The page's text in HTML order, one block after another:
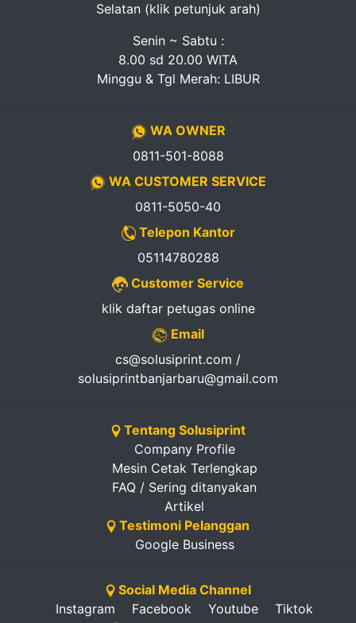
Selatan (klik petunjuk arah)
Senin ~ Sabtu :
8.00 sd 20.00 WITA
Minggu & Tgl Merah: LIBUR
WA OWNER
0811-501-8088
WA CUSTOMER SERVICE
0811-5050-40
Telepon Kantor
05114780288
Customer Service
klik daftar petugas online
Email
cs@solusiprint.com /
solusiprintbanjarbaru@gmail.com
Tentang Solusiprint
Company Profile
Mesin Cetak Terlengkap
FAQ / Sering ditanyakan
Artikel
Testimoni Pelanggan
Google Business
Social Media Channel
Instagram
Facebook Youtube
Tiktok